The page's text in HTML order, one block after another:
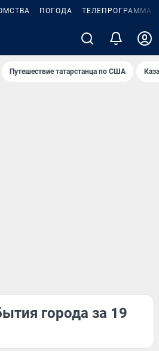
ПОГОДА ТЕЛЕПРОГРАММА
Путешествие татарстанца по США
города за 19